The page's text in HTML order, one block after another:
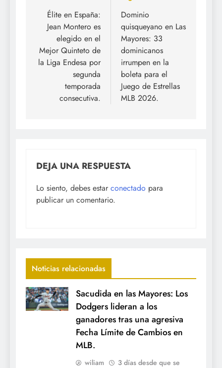
de
entradas
Élite en España:
Jean Montero es
elegido en el
Mejor Quinteto de
la Liga Endesa por
segunda
temporada
consecutiva.
Dominio
quisqueyano en Las
Mayores: 33
dominicanos
irrumpen en la
boleta para el
Juego de Estrellas
MLB 2026.
DEJA UNA RESPUESTA
Lo siento, debes estar conectado para
publicar un comentario.
Noticias relacionadas
Sacudida en las Mayores: Los
Dodgers lideran a los
ganadores tras una agresiva
Fecha Límite de Cambios en
MLB.
wiliam
3 días desde que se